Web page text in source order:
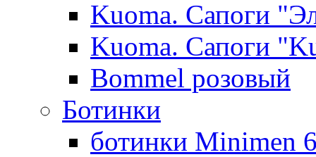
Kuoma. Сапоги
Kuoma. Сапоги
Bommel розовый
Ботинки
ботинки Minimen